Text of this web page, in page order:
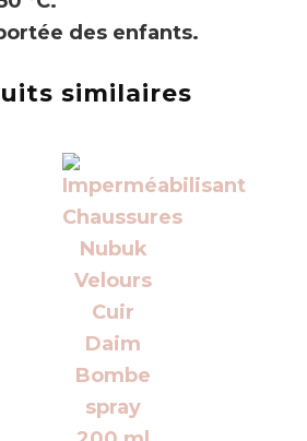
des enfants.
similaires